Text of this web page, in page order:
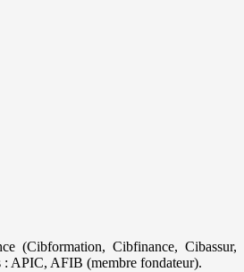
(Cibformation, Cibfinance, Cibassur,
: APIC, AFIB (membre fondateur).